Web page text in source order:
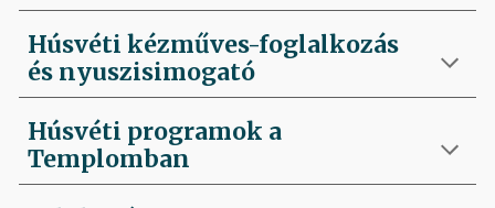
Húsvéti kézműves-foglalkozás
és nyuszisimogató
Húsvéti programok a
Templomban